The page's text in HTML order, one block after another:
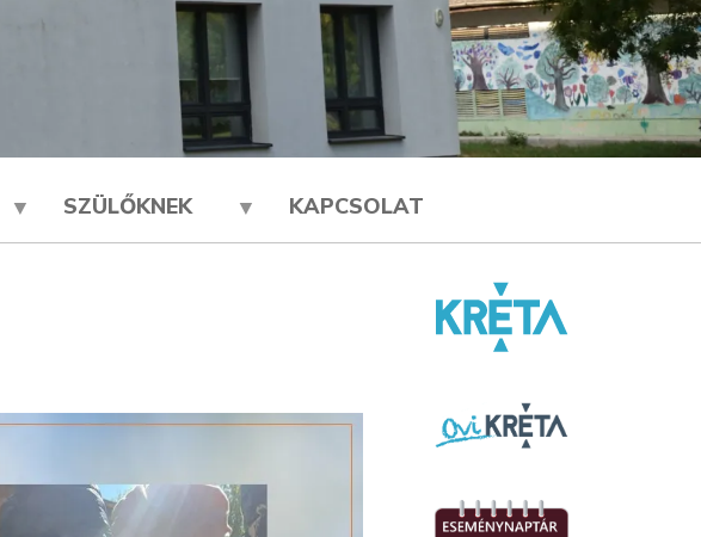
SZÜLŐKNEK KAPCSOLAT